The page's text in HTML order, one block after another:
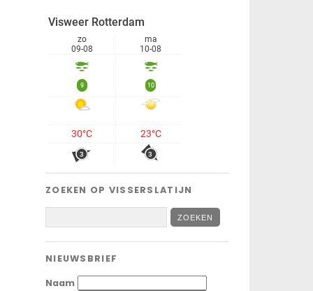
ZOEKEN OP VISSERSLATIJN
NIEUWSBRIEF
Naam